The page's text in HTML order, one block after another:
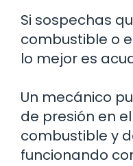
Si sospechas
combustible o
lo mejor es
Un mecánico
de presión en
combustible y
funcionando